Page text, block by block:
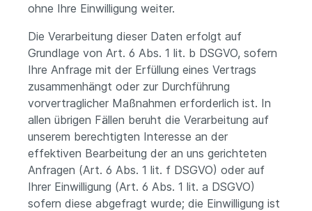
ohne Ihre Einwilligung weiter.
Die Verarbeitung dieser Daten erfolgt auf
Grundlage von Art. 6 Abs. 1 lit. b DSGVO, sofern
Ihre Anfrage mit der Erfüllung eines Vertrags
zusammenhängt oder zur Durchführung
vorvertraglicher Maßnahmen erforderlich ist. In
allen übrigen Fällen beruht die Verarbeitung auf
unserem berechtigten Interesse an der
effektiven Bearbeitung der an uns gerichteten
Anfragen (Art. 6 Abs. 1 lit. f DSGVO) oder auf
Ihrer Einwilligung (Art. 6 Abs. 1 lit. a DSGVO)
sofern diese abgefragt wurde; die Einwilligung ist